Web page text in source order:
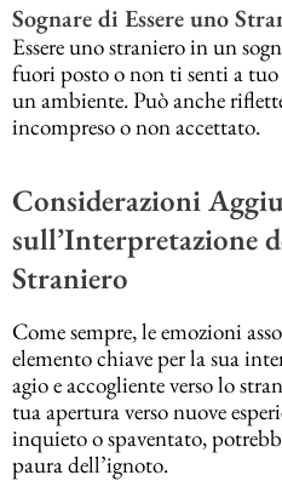
Sognare di Essere uno
Essere uno straniero in un
fuori posto o non ti senti a
un ambiente. Può anche
incompreso o non accettato.
Considerazioni
sull’Interpretazione
Straniero
Come sempre, le emozioni
elemento chiave per la sua
agio e accogliente verso lo
tua apertura verso nuove
inquieto o spaventato,
paura dell’ignoto.